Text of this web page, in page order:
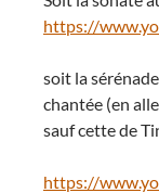
https://
soit la
chantée (en
sauf cette de
https://